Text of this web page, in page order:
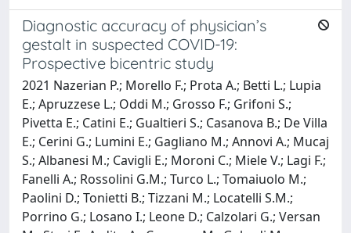
Diagnostic accuracy of physician’s
gestalt in suspected COVID-19:
Prospective bicentric study
2021 Nazerian P.; Morello F.; Prota A.; Betti L.; Lupia
E.; Apruzzese L.; Oddi M.; Grosso F.; Grifoni S.;
Pivetta E.; Catini E.; Gualtieri S.; Casanova B.; De Villa
E.; Cerini G.; Lumini E.; Gagliano M.; Annovi A.; Mucaj
S.; Albanesi M.; Cavigli E.; Moroni C.; Miele V.; Lagi F.;
Fanelli A.; Rossolini G.M.; Turco L.; Tomaiuolo M.;
Paolini D.; Tonietti B.; Tizzani M.; Locatelli S.M.;
Porrino G.; Losano I.; Leone D.; Calzolari G.; Versan